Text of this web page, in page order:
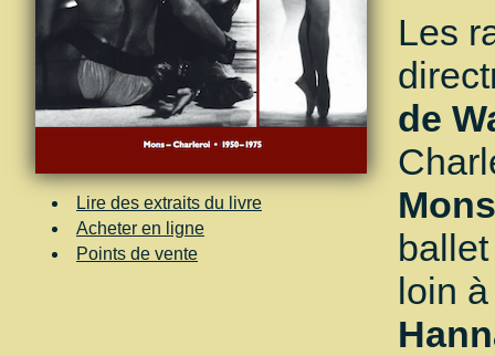
Lire des extraits du livre
Acheter en ligne
Points de vente
Les
de
Mons
loin